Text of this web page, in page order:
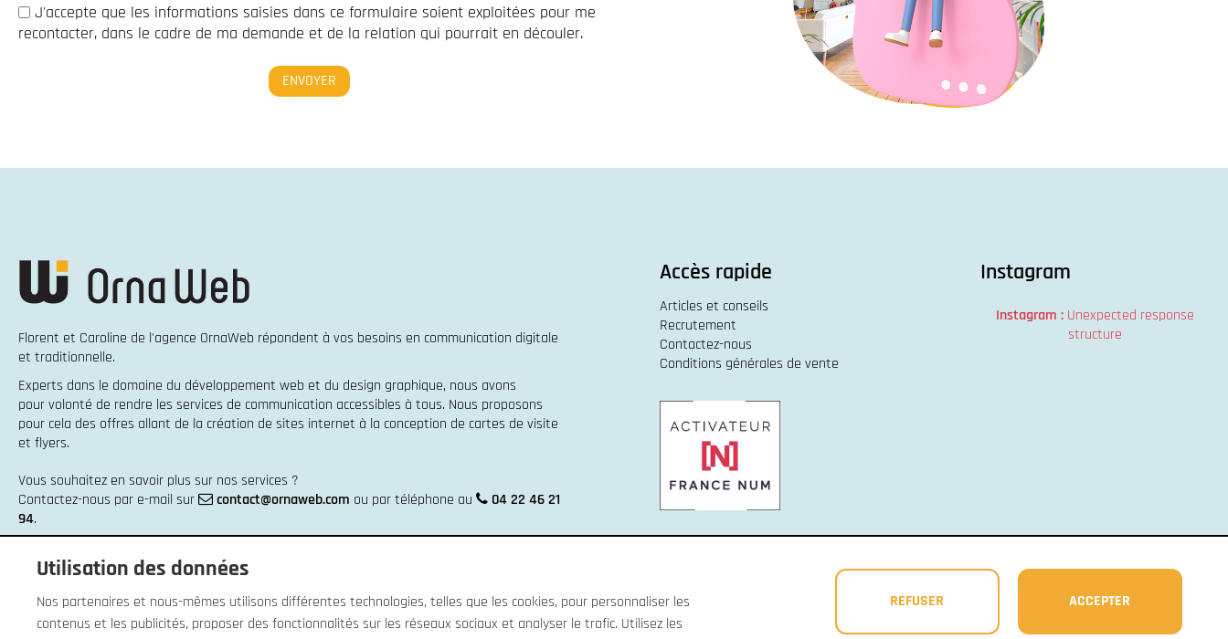
J'accepte que les informations saisies dans ce formulaire soient exploitées pour me
recontacter, dans le cadre de ma demande et de la relation qui pourrait en découler.
Florent et Caroline de l'agence OrnaWeb répondent à vos besoins en communication digitale
et traditionnelle.
Experts dans le domaine du développement web et du design graphique, nous avons
pour volonté de rendre les services de communication accessibles à tous. Nous proposons
pour cela des offres allant de la création de sites internet à la conception de cartes de visite
et flyers.
Vous souhaitez en savoir plus sur nos services ?
Contactez-nous par e-mail sur
contact@ornaweb.com ou par téléphone au
04 22 46 21
94.
Accès rapide
Articles et conseils
Recrutement
Contactez-nous
Conditions générales de vente
Instagram
Instagram : Unexpected response
structure
Utilisation des données
Nos partenaires et nous-mêmes utilisons différentes technologies, telles que les cookies, pour personnaliser les
contenus et les publicités, proposer des fonctionnalités sur les réseaux sociaux et analyser le trafic. Utilisez les
REFUSER ACCEPTER